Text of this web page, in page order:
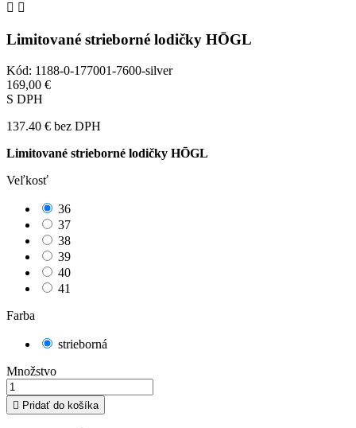
 
Limitované strieborné lodičky HŌGL
Kód: 1188-0-177001-7600-silver
169,00 €
S DPH
137.40 € bez DPH
Limitované strieborné lodičky HŌGL
Veľkosť
36
37
38
39
40
41
Farba
strieborná
Množstvo
 Pridať do košíka